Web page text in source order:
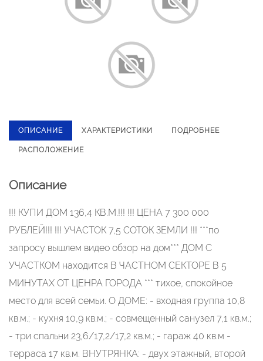
ОПИСАНИЕ ХАРАКТЕРИСТИКИ ПОДРОБНЕЕ
РАСПОЛОЖЕНИЕ
Описание
!!! КУПИ ДОМ 136,4 КВ.М.!!! !!! ЦЕНА 7 300 000
РУБЛЕЙ!!! !!! УЧАСТОК 7,5 СОТОК ЗЕМЛИ !!! ***по
запросу вышлем видео обзор на дом*** ДОМ С
УЧАСТКОМ находится В ЧАСТНОМ СЕКТОРЕ В 5
МИНУТАХ ОТ ЦЕНРА ГОРОДА *** тихое, спокойное
место для всей семьи. О ДOME: - входная группа 10,8
кв.м.; - кухня 10,9 кв.м.; - совмещенный санузел 7,1 кв.м.;
- три спальни 23,6/17,2/17,2 кв.м.; - гараж 40 кв.м -
терраса 17 кв.м. ВНУТРЯНКА: - двух этажный, второй